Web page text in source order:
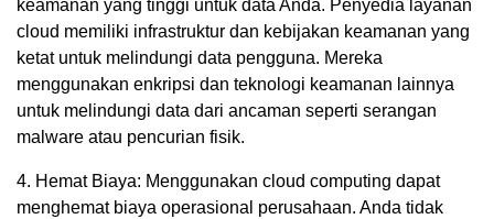
keamanan yang tinggi untuk data Anda. Penyedia layanan
cloud memiliki infrastruktur dan kebijakan keamanan yang
ketat untuk melindungi data pengguna. Mereka
menggunakan enkripsi dan teknologi keamanan lainnya
untuk melindungi data dari ancaman seperti serangan
malware atau pencurian fisik.
4. Hemat Biaya: Menggunakan cloud computing dapat
menghemat biaya operasional perusahaan. Anda tidak